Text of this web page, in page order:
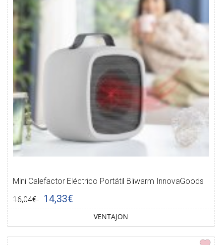
Mini Calefactor Eléctrico Portátil Bliwarm InnovaGoods
16,04€ 14,33€
VENTAJON